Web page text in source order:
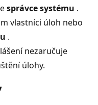
správce systému .
vlastníci úloh nebo
.
nezaručuje
úlohy.